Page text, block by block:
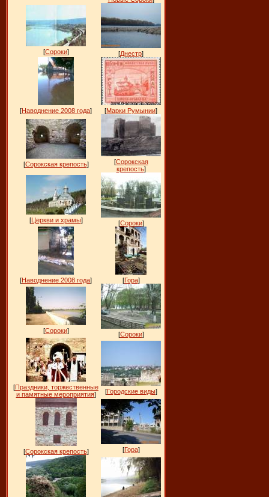
[Сороки] [Днестр]
[Наводнение 2008 года] [Марки Румынии]
[Сорокская крепость] [Сорокская
крепость]
[Церкви и храмы] [Сороки]
[Наводнение 2008 года] [Гора]
[Сороки] [Сороки]
[Праздники, торжественные
и памятные мероприятия] [Городские виды]
[Сорокская крепость] [Гора]